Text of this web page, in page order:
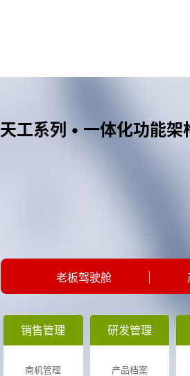
天工系列 • 一体化功能架
老板驾驶舱
销售管理
商机管理
研发管理
产品档案